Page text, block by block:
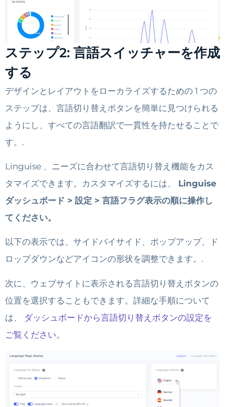
ステップ2: 言語スイッチャーを作成
する
デザインとレイアウトをローカライズするための 1 つの
ステップは、言語切り替えボタンを簡単に見つけられる
ようにし、すべての言語翻訳で一貫性を持たせることで
す。.
Linguise 、ニーズに合わせて言語切り替え機能をカス
タマイズできます。カスタマイズするには、
Linguise
ダッシュボード > 設定 > 言語フラグ表示の順に操作し
てください。
以下の表示では、サイドバイサイド、ポップアップ、ド
ロップダウンなどアイコンの形状を調整できます。.
次に、ウェブサイトに表示される言語切り替えボタンの
位置を選択することもできます。詳細な手順について
は、 ダッシュボードから言語切り替えボタンの設定を
ご覧ください。